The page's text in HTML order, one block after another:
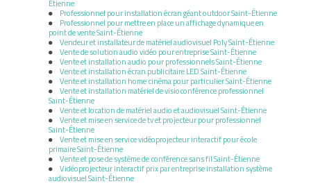
Professionnel pour installation écran géant outdoor Saint-Étienne
Professionnel pour mettre en place un affichage dynamique en
point de vente Saint-Étienne
Vendeur et installateur de matériel audiovisuel Poly Saint-Étienne
Vente de solution audio vidéo pour entreprise Saint-Étienne
Vente et installation audio pour professionnels Saint-Étienne
Vente et installation écran publicitaire LED Saint-Étienne
Vente et installation home cinéma pour particulier Saint-Étienne
Vente et installation matériel de visioconférence professionnel
Saint-Étienne
Vente et location de matériel audio et audiovisuel Saint-Étienne
Vente et mise en service de tv et projecteur pour professionnel
Saint-Étienne
Vente et mise en service vidéoprojecteur interactif pour école
primaire Saint-Étienne
Vente et pose de système de conférence sans fil Saint-Étienne
Vidéoprojecteur interactif prix par entreprise installation système
audiovisuel Saint-Étienne